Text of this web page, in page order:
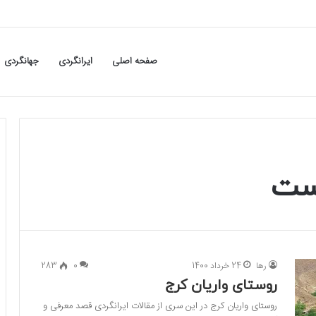
صفحه اصلی ایرانگردی جهانگردی
رها 24 خرداد 1400 0
283
روستای واریان کرج
روستای واریان کرج در این سری از مقالات ایرانگردی قصد معرفی و